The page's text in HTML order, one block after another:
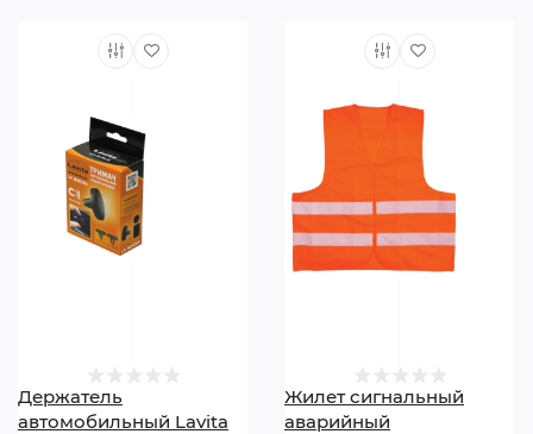
Держатель
автомобильный Lavita
Жилет сигнальный
аварийный